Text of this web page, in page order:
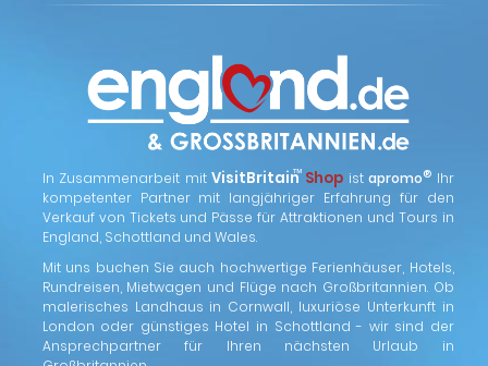
In Zusammenarbeit mitVisitBritain
™ Shop istapromo® Ihr
kompetenter Partner mit langjähriger Erfahrung für den
Verkauf von Tickets und Pässe für Attraktionen und Tours in
England, Schottland und Wales.
Mit uns buchen Sie auch hochwertige Ferienhäuser, Hotels,
Rundreisen, Mietwagen und Flüge nach Großbritannien. Ob
malerisches Landhaus in Cornwall, luxuriöse Unterkunft in
London oder günstiges Hotel in Schottland - wir sind der
Ansprechpartner für Ihren nächsten Urlaub in